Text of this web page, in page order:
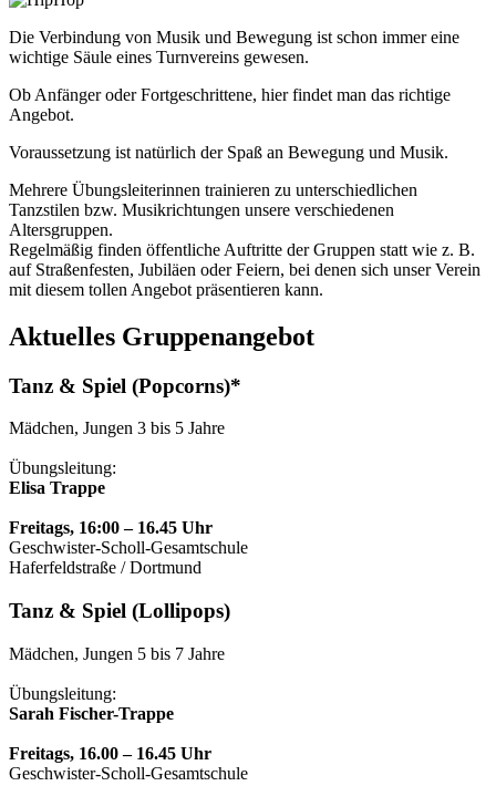
Die Verbindung von Musik und Bewegung ist schon immer eine
wichtige Säule eines Turnvereins gewesen.
Ob Anfänger oder Fortgeschrittene, hier findet man das richtige
Angebot.
Voraussetzung ist natürlich der Spaß an Bewegung und Musik.
Mehrere Übungsleiterinnen trainieren zu unterschiedlichen
Tanzstilen bzw. Musikrichtungen unsere verschiedenen
Altersgruppen.
Regelmäßig finden öffentliche Auftritte der Gruppen statt wie z. B.
auf Straßenfesten, Jubiläen oder Feiern, bei denen sich unser Verein
mit diesem tollen Angebot präsentieren kann.
Aktuelles Gruppenangebot
Tanz & Spiel (Popcorns)*
Mädchen, Jungen 3 bis 5 Jahre
Übungsleitung:
Elisa Trappe
Freitags, 16:00 – 16.45 Uhr
Geschwister-Scholl-Gesamtschule
Haferfeldstraße / Dortmund
Tanz & Spiel (Lollipops)
Mädchen, Jungen 5 bis 7 Jahre
Übungsleitung:
Sarah Fischer-Trappe
Freitags, 16.00 – 16.45 Uhr
Geschwister-Scholl-Gesamtschule